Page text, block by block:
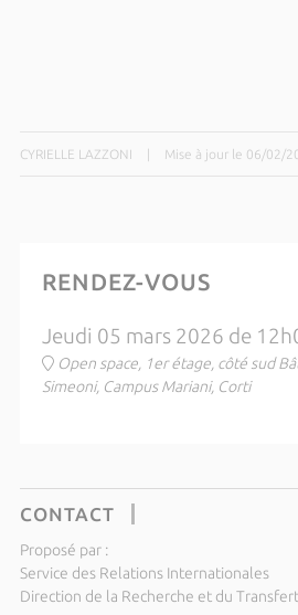
CYRIELLE LAZZONI Mise à jour le 06/02/
RENDEZ-VOUS
Jeudi 05 mars 2026 de
Open space, 1er étage, côté sud
Simeoni, Campus Mariani, Corti
CONTACT
Proposé par :
Service des Relations Internationales
Direction de la Recherche et du Transfert